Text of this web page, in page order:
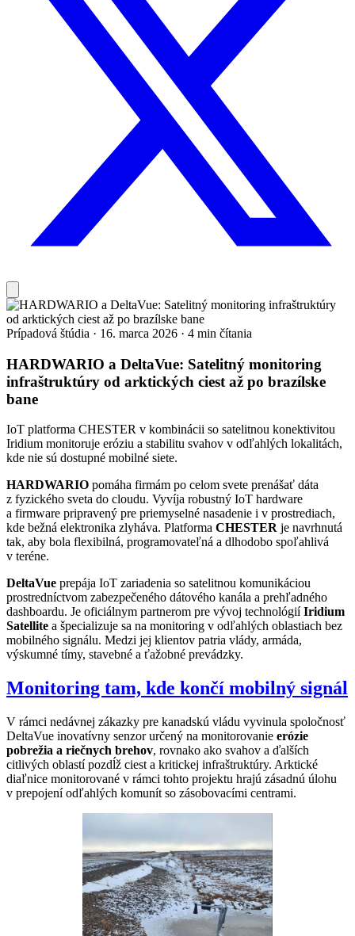
Prípadová štúdia · 16. marca 2026 · 4 min čítania
HARDWARIO a DeltaVue: Satelitný monitoring
infraštruktúry od arktických ciest až po brazílske
bane
IoT platforma CHESTER v kombinácii so satelitnou konektivitou
Iridium monitoruje eróziu a stabilitu svahov v odľahlých lokalitách,
kde nie sú dostupné mobilné siete.
HARDWARIO pomáha firmám po celom svete prenášať dáta
z fyzického sveta do cloudu. Vyvíja robustný IoT hardware
a firmware pripravený pre priemyselné nasadenie i v prostrediach,
kde bežná elektronika zlyháva. Platforma CHESTER je navrhnutá
tak, aby bola flexibilná, programovateľná a dlhodobo spoľahlivá
v teréne.
DeltaVue prepája IoT zariadenia so satelitnou komunikáciou
prostredníctvom zabezpečeného dátového kanála a prehľadného
dashboardu. Je oficiálnym partnerom pre vývoj technológiíIridium
Satellite a špecializuje sa na monitoring v odľahlých oblastiach bez
mobilného signálu. Medzi jej klientov patria vlády, armáda,
výskumné tímy, stavebné a ťažobné prevádzky.
Monitoring tam, kde končí mobilný signál
V rámci nedávnej zákazky pre kanadskú vládu vyvinula spoločnosť
DeltaVue inovatívny senzor určený na monitorovanie erózie
pobrežia a riečnych brehov, rovnako ako svahov a ďalších
citlivých oblastí pozdĺž ciest a kritickej infraštruktúry. Arktické
diaľnice monitorované v rámci tohto projektu hrajú zásadnú úlohu
v prepojení odľahlých komunít so zásobovacími centrami.